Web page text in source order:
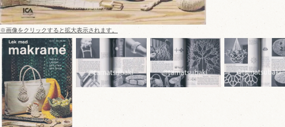
※画像をクリックすると拡大表示されます。